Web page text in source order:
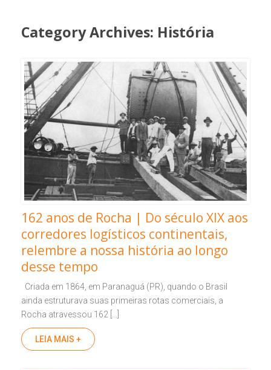
Category Archives: História
162 anos de Rocha | Do século XIX aos
corredores logísticos continentais,
relembre a nossa história ao longo
desse tempo
Criada em 1864, em Paranaguá (PR), quando o Brasil
ainda estruturava suas primeiras rotas comerciais, a
Rocha atravessou 162 […]
LEIA MAIS +